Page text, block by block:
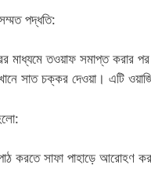
পদ্ধতি:
মাধ্যমে তওয়াফ সমাপ্ত করার
সাত চক্কর দেওয়া। এটি
করতে সাফা পাহাড়ে আরোহণ